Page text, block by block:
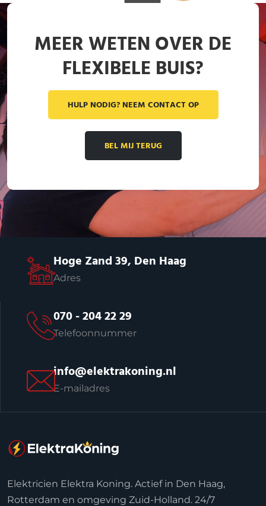
MEER WETEN OVER DE
FLEXIBELE BUIS?
HULP NODIG? NEEM CONTACT OP
BEL MIJ TERUG
Hoge Zand 39, Den Haag
Adres
070 - 204 22 29
Telefoonnummer
info@elektrakoning.nl
E-mailadres
Elektricien Elektra Koning. Actief in Den Haag,
Rotterdam en omgeving Zuid-Holland. 24/7